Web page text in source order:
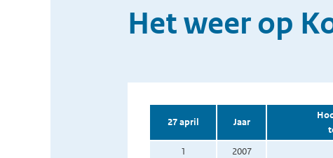
Het weer op
27 april Jaar
1
2007